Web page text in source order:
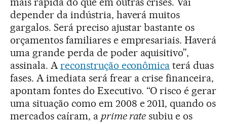
depender da indústria, haverá muitos
gargalos. Será preciso ajustar bastante os
orçamentos familiares e empresariais. Haverá
uma grande perda de poder aquisitivo”,
assinala. Areconstrução econômica terá duas
fases. A imediata será frear a crise financeira,
apontam fontes do Executivo. “O risco é gerar
uma situação como em 2008 e 2011, quando os
mercados caíram, a prime rate subiu e os